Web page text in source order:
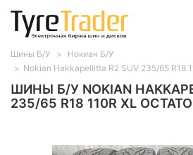
ШИНЫ Б/У NOKIAN
235/65 R18 110R XL
Шины Б/У
Нокиан Б/У
Nokian Hakkapeliitta R2 SUV 235/65 R18